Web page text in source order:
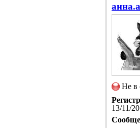
анна.a
Не в
13/11/